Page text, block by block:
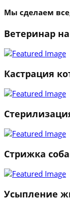
Мы сделаем
Ветеринар
Кастрация
Стрижка
Усыпление